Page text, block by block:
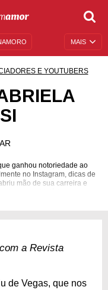
MAIS
E YOUTUBERS
ganhou notoriedade ao
no Instagram, dicas de
mão de sua carreira e
sua história e use-a
a Revista
de Vegas, que nos